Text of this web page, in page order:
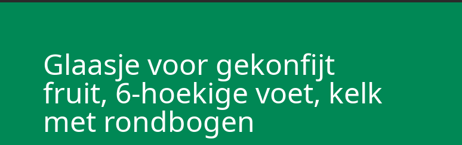
Glaasje voor gekonfijt
fruit, 6-hoekige voet, kelk
met rondbogen